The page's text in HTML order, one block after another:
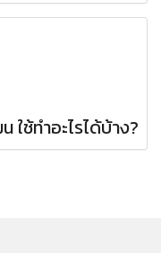
ใช้ทำอะไรได้บ้าง?